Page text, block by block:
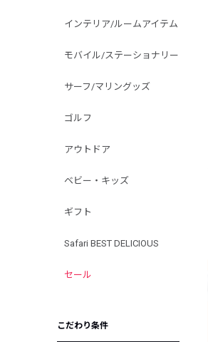
インテリア/ルームアイテム
モバイル/ステーショナリー
サーフ/マリングッズ
ゴルフ
アウトドア
ベビー・キッズ
ギフト
Safari BEST DELICIOUS
セール
こだわり条件